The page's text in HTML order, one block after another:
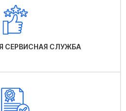
СЕРВИСНАЯ СЛУЖБА